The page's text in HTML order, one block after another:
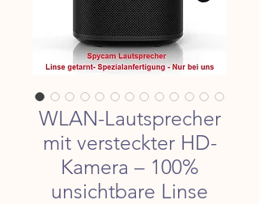
WLAN-Lautsprecher
mit versteckter HD-
Kamera – 100%
unsichtbare Linse